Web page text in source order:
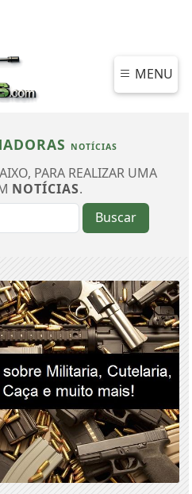
MENU
NOTÍCIAS
PARA REALIZAR UMA
NOTÍCIAS.
Buscar